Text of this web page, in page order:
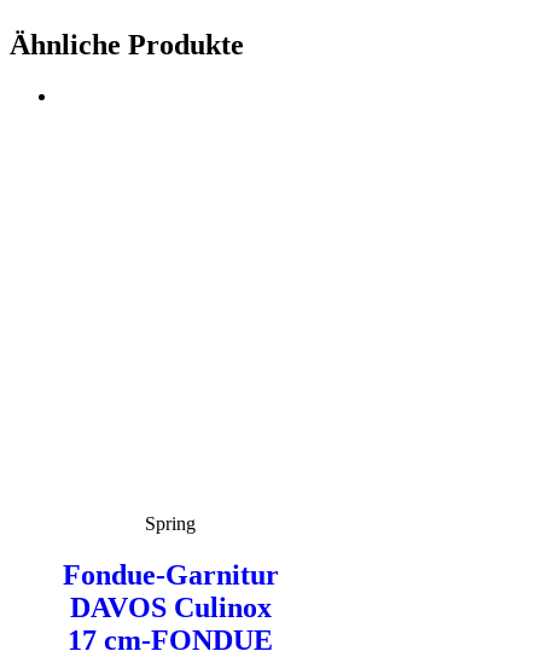
Ähnliche Produkte
Spring
Fondue-Garnitur
DAVOS Culinox
17 cm-FONDUE